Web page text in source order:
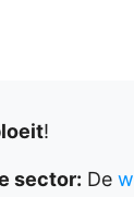
!
sector: De